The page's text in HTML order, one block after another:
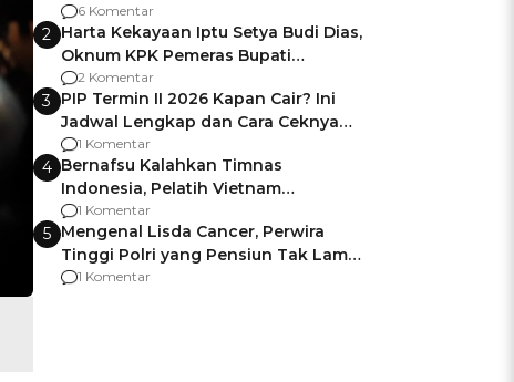
Gagalnya Negara Jamin Keamanan
6 Komentar
2 Harta Kekayaan Iptu Setya Budi Dias,
Oknum KPK Pemeras Bupati
Pemalang
2 Komentar
3 PIP Termin II 2026 Kapan Cair? Ini
Jadwal Lengkap dan Cara Ceknya
agar Dana Tidak Hangus!
1 Komentar
4 Bernafsu Kalahkan Timnas
Indonesia, Pelatih Vietnam
Berencana Pakai Jimat di Pakansari
1 Komentar
5 Mengenal Lisda Cancer, Perwira
Tinggi Polri yang Pensiun Tak Lama
Usai Jadi Brigjen
1 Komentar